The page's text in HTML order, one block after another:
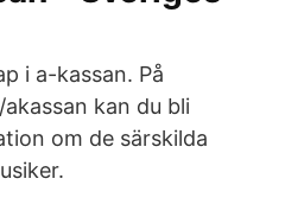
i a-kassan. På
kan du bli
om de särskilda